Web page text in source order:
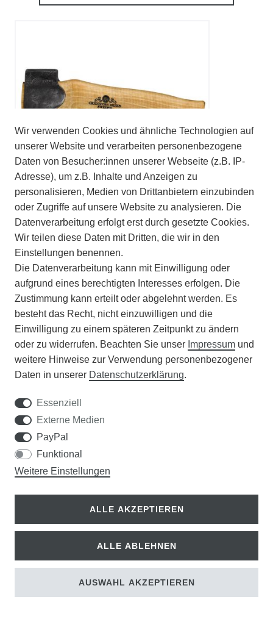
Gränsfors Handbeil Kubben
160,00 €
117,00 € *
Wir verwenden Cookies und ähnliche Technologien auf
unserer Website und verarbeiten personenbezogene
Daten von Besucher:innen unserer Webseite (z.B. IP-
Adresse), um z.B. Inhalte und Anzeigen zu
personalisieren, Medien von Drittanbietern einzubinden
oder Zugriffe auf unsere Website zu analysieren. Die
Datenverarbeitung erfolgt erst durch gesetzte Cookies.
Wir teilen diese Daten mit Dritten, die wir in den
Einstellungen benennen.
Die Datenverarbeitung kann mit Einwilligung oder
aufgrund eines berechtigten Interesses erfolgen. Die
Zustimmung kann erteilt oder abgelehnt werden. Es
besteht das Recht, nicht einzuwilligen und die
Einwilligung zu einem späteren Zeitpunkt zu ändern
oder zu widerrufen. Beachten Sie unser Impressum und
weitere Hinweise zur Verwendung personenbezogener
Daten in unserer Daten­schutz­erklärung.
Essenziell
Externe Medien
PayPal
Funktional
Weitere Einstellungen
ALLE AKZEPTIEREN
ALLE ABLEHNEN
AUSWAHL AKZEPTIEREN